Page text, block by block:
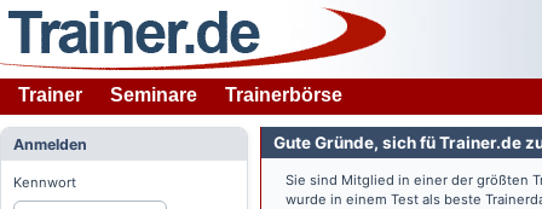
Trainer Seminare Trainerbörse
Anmelden
Kennwort
Gute Gründe, sich fü Trainer.de
Sie sind Mitglied in einer der größten
wurde in einem Test als beste